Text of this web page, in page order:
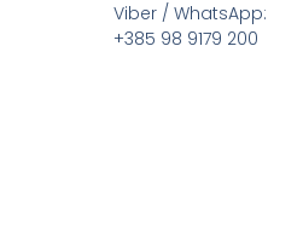
Viber / WhatsApp:
+385 98 9179 200